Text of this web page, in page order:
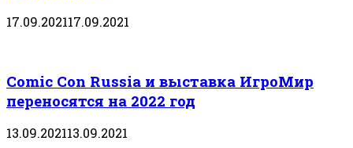
17.09.202117.09.2021
Comic Con Russia и выставка ИгроМир
переносятся на 2022 год
13.09.202113.09.2021